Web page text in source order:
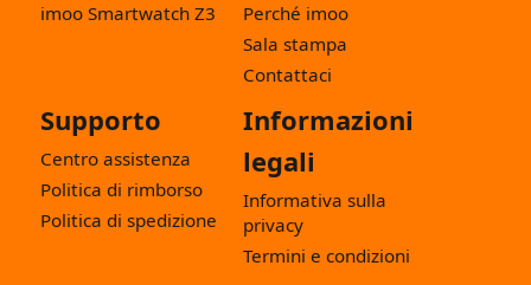
imoo Smartwatch Z3
Perché imoo
Sala stampa
Contattaci
Supporto
Centro assistenza
Politica di rimborso
Politica di spedizione
Informazioni
legali
Informativa sulla
privacy
Termini e condizioni